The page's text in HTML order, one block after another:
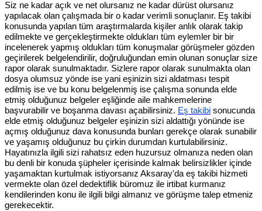
Siz ne kadar açık ve net olursanız ne kadar dürüst olursanız
yapılacak olan çalışmada bir o kadar verimli sonuçlanır. Eş takibi
konusunda yapılan tüm araştırmalarda kişiler anlık olarak takip
edilmekte ve gerçekleştirmekte oldukları tüm eylemler bir bir
incelenerek yapmış oldukları tüm konuşmalar görüşmeler gözden
geçirilerek belgelendirilir, doğruluğundan emin olunan sonuçlar size
rapor olarak sunulmaktadır. Sizlere rapor olarak sunulmakta olan
dosya olumsuz yönde ise yani eşinizin sizi aldatması tespit
edilmiş ise ve bu konu belgelenmiş ise çalışma sonunda elde
etmiş olduğunuz belgeler eşliğinde aile mahkemelerine
başvurabilir ve boşanma davası açabilirsiniz. Eş takibi sonucunda
elde etmiş olduğunuz belgeler eşinizin sizi aldattığı yönünde ise
açmış olduğunuz dava konusunda bunları gerekçe olarak sunabilir
ve yaşamış olduğunuz bu çirkin durumdan kurtulabilirsiniz.
Hayatınızla ilgili sizi rahatsız eden huzursuz olmanıza neden olan
bu denli bir konuda şüpheler içerisinde kalmak belirsizlikler içinde
yaşamaktan kurtulmak istiyorsanız Aksaray'da eş takibi hizmeti
vermekte olan özel dedektiflik büromuz ile irtibat kurmanız
kendilerinden konu ile ilgili bilgi almanız ve görüşme talep etmeniz
gerekecektir.